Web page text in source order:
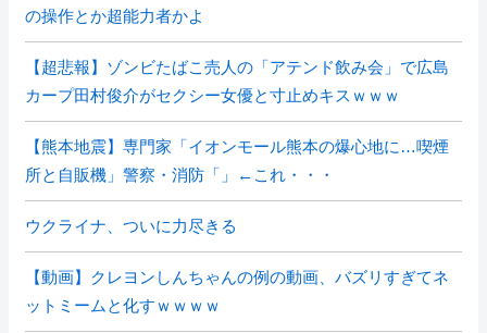
の操作とか超能力者かよ
【超悲報】ゾンビたばこ売人の「アテンド飲み会」で広島
カープ田村俊介がセクシー女優と寸止めキスｗｗｗ
【熊本地震】専門家「イオンモール熊本の爆心地に…喫煙
所と自販機」警察・消防「」←これ・・・
ウクライナ、ついに力尽きる
【動画】クレヨンしんちゃんの例の動画、バズリすぎてネ
ットミームと化すｗｗｗｗ